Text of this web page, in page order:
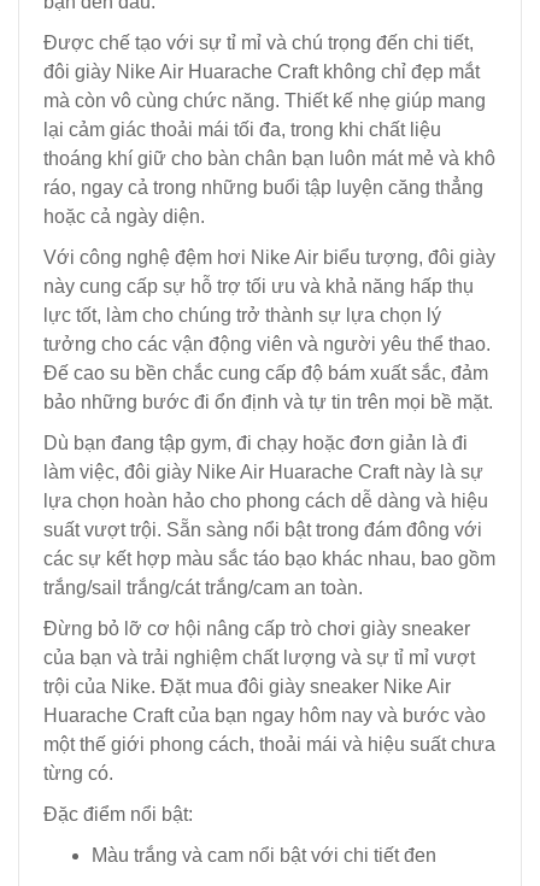
Được chế tạo với sự tỉ mỉ và chú trọng đến chi tiết,
đôi giày Nike Air Huarache Craft không chỉ đẹp mắt
mà còn vô cùng chức năng. Thiết kế nhẹ giúp mang
lại cảm giác thoải mái tối đa, trong khi chất liệu
thoáng khí giữ cho bàn chân bạn luôn mát mẻ và khô
ráo, ngay cả trong những buổi tập luyện căng thẳng
hoặc cả ngày diện.
Với công nghệ đệm hơi Nike Air biểu tượng, đôi giày
này cung cấp sự hỗ trợ tối ưu và khả năng hấp thụ
lực tốt, làm cho chúng trở thành sự lựa chọn lý
tưởng cho các vận động viên và người yêu thể thao.
Đế cao su bền chắc cung cấp độ bám xuất sắc, đảm
bảo những bước đi ổn định và tự tin trên mọi bề mặt.
Dù bạn đang tập gym, đi chạy hoặc đơn giản là đi
làm việc, đôi giày Nike Air Huarache Craft này là sự
lựa chọn hoàn hảo cho phong cách dễ dàng và hiệu
suất vượt trội. Sẵn sàng nổi bật trong đám đông với
các sự kết hợp màu sắc táo bạo khác nhau, bao gồm
trắng/sail trắng/cát trắng/cam an toàn.
Đừng bỏ lỡ cơ hội nâng cấp trò chơi giày sneaker
của bạn và trải nghiệm chất lượng và sự tỉ mỉ vượt
trội của Nike. Đặt mua đôi giày sneaker Nike Air
Huarache Craft của bạn ngay hôm nay và bước vào
một thế giới phong cách, thoải mái và hiệu suất chưa
từng có.
Đặc điểm nổi bật:
Màu trắng và cam nổi bật với chi tiết đen